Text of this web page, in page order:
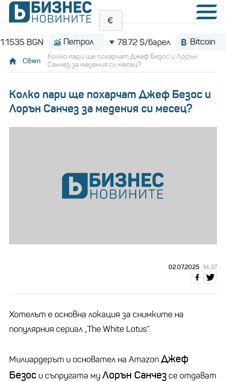
BGN Петрол 78.72 $/барел Bitcoin
Свят
Колко пари ще похарчат Джеф Безос и Лорън
Санчез за медения си месец?
Колко пари ще похарчат Джеф Безос и
Лорън Санчез за медения си месец?
02.07.2025 14:37
Хотелът е основна локация за снимките на
популярния сериал „The White Lotus“.
Милиардерът и основател на AmazonДжеф
Безос и съпругата муЛорън Санчезсе отдават